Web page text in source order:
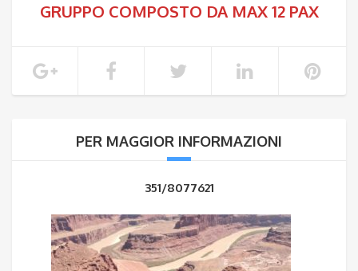
GRUPPO COMPOSTO DA MAX 12 PAX
PER MAGGIOR INFORMAZIONI
351/8077621